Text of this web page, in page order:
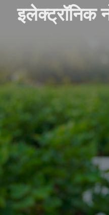
इलेक्ट्रॉनिक